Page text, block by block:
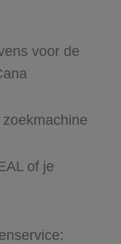
voor de
of je